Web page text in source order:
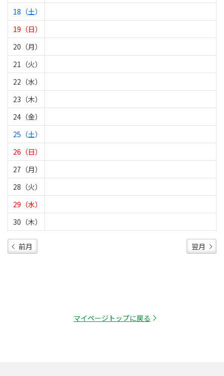
18（土）
19（日）
20（月）
21（火）
22（水）
23（木）
24（金）
25（土）
26（日）
27（月）
28（火）
29（水）
30（木）
前月 翌月
マイページトップに戻る